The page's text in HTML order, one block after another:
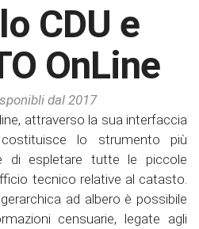
CDU e
OnLine
dal 2017
attraverso la sua interfaccia
lo strumento più
di espletare tutte le piccole
tecnico relative al catasto.
ad albero è possibile
censuarie, legate agli